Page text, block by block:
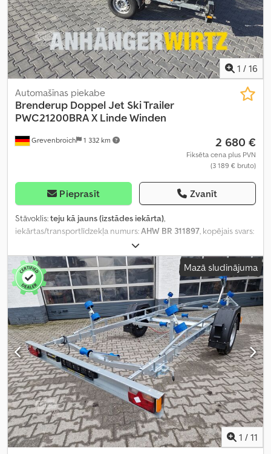
1 / 16
Grevenbroich 1 332 km
Automašīnas piekabe
Brenderup Doppel Jet Ski Trailer
PWC21200BRA X Linde Winden
2 680 €
Fiksēta cena plus PVN
(3 189 € bruto)
Pieprasīt Zvanīt
Stāvoklis:teju kā jauns (izstādes iekārta),
iekārtas/transportlīdzekļa numurs:AHW BR 311897, kopējais svars:
Mazā sludinājuma
1 / 11